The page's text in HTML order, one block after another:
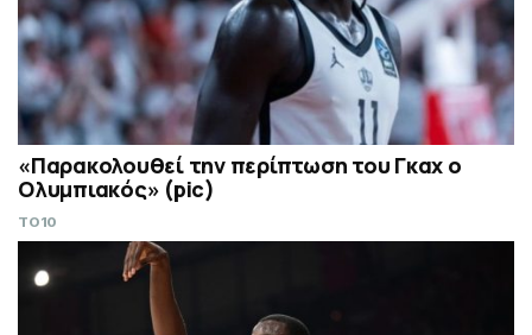
«Παρακολουθεί την περίπτωση του Γκαχ ο
Ολυμπιακός» (pic)
TO10